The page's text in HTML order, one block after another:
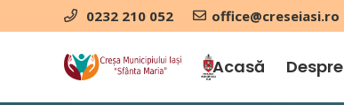
0232 210 052 office@creseiasi.ro
Acasă Despre